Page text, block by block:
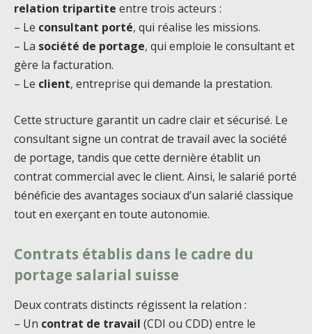
relation tripartite entre trois acteurs :
– Le consultant porté, qui réalise les missions.
– La société de portage, qui emploie le consultant et
gère la facturation.
– Le client, entreprise qui demande la prestation.
Cette structure garantit un cadre clair et sécurisé. Le
consultant signe un contrat de travail avec la société
de portage, tandis que cette dernière établit un
contrat commercial avec le client. Ainsi, le salarié porté
bénéficie des avantages sociaux d’un salarié classique
tout en exerçant en toute autonomie.
Contrats établis dans le cadre du
portage salarial suisse
Deux contrats distincts régissent la relation :
– Un contrat de travail (CDI ou CDD) entre le